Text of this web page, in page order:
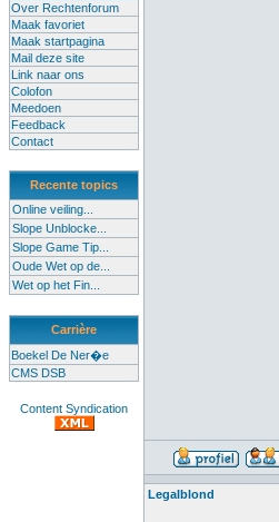
Over Rechtenforum
Maak favoriet
Maak startpagina
Mail deze site
Link naar ons
Colofon
Meedoen
Feedback
Contact
Recente topics
Online veiling...
Slope Unblocke...
Slope Game Tip...
Oude Wet op de...
Wet op het Fin...
Carrière
Boekel De Ner�e
CMS DSB
Content Syndication
Legalblond